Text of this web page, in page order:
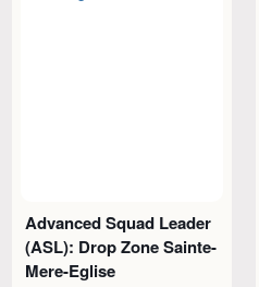
Advanced Squad Leader
(ASL): Drop Zone Sainte-
Mere-Eglise